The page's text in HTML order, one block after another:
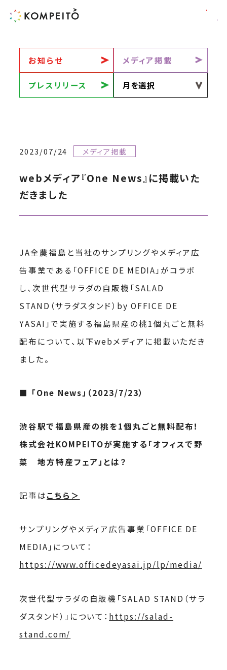
お知らせ メディア掲載
プレスリリース
2023/07/24 メディア掲載
webメディア『One News』に掲載いた
だきました
JA全農福島と当社のサンプリングやメディア広
告事業である「OFFICE DE MEDIA」がコラボ
し、次世代型サラダの自販機「SALAD
STAND（サラダスタンド）by OFFICE DE
YASAI」で実施する福島県産の桃1個丸ごと無料
配布について、以下webメディアに掲載いただき
ました。
■ 「One News」（2023/7/23）
渋谷駅で福島県産の桃を1個丸ごと無料配布！
株式会社KOMPEITOが実施する「オフィスで野
菜 地方特産フェア」とは？
記事はこちら＞
サンプリングやメディア広告事業「OFFICE DE
MEDIA」について：
https://www.officedeyasai.jp/lp/media/
次世代型サラダの自販機「SALAD STAND（サラ
ダスタンド）」について： https://salad-
stand.com/